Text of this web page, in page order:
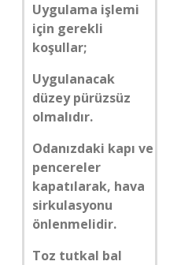
Uygulama işlemi
için gerekli
koşullar;
Uygulanacak
düzey pürüzsüz
olmalıdır.
Odanızdaki kapı ve
pencereler
kapatılarak, hava
sirkulasyonu
önlenmelidir.
Toz tutkal bal